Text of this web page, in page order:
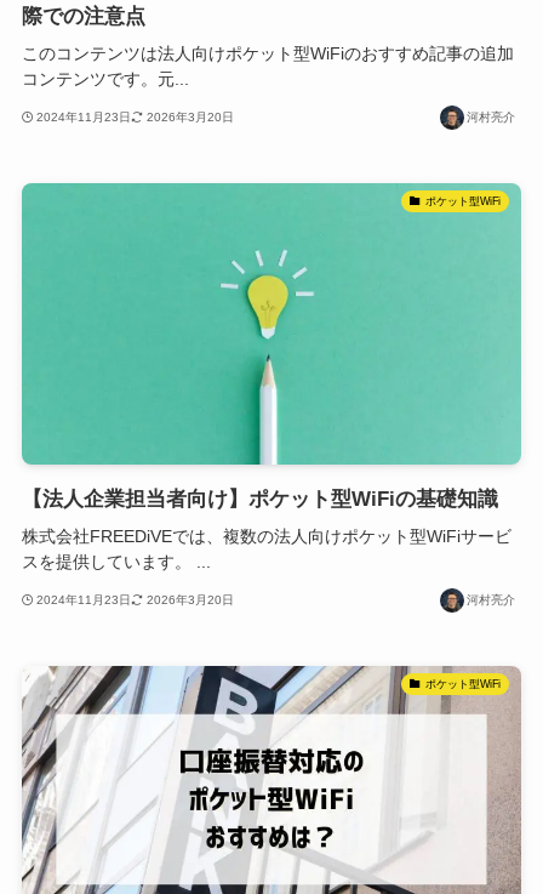
際での注意点
このコンテンツは法人向けポケット型WiFiのおすすめ記事の追加
コンテンツです。元...
2024年11月23日 2026年3月20日 河村亮介
ポケット型WiFi
【法人企業担当者向け】ポケット型WiFiの基礎知識
株式会社FREEDiVEでは、複数の法人向けポケット型WiFiサービ
スを提供しています。 ...
2024年11月23日 2026年3月20日 河村亮介
ポケット型WiFi